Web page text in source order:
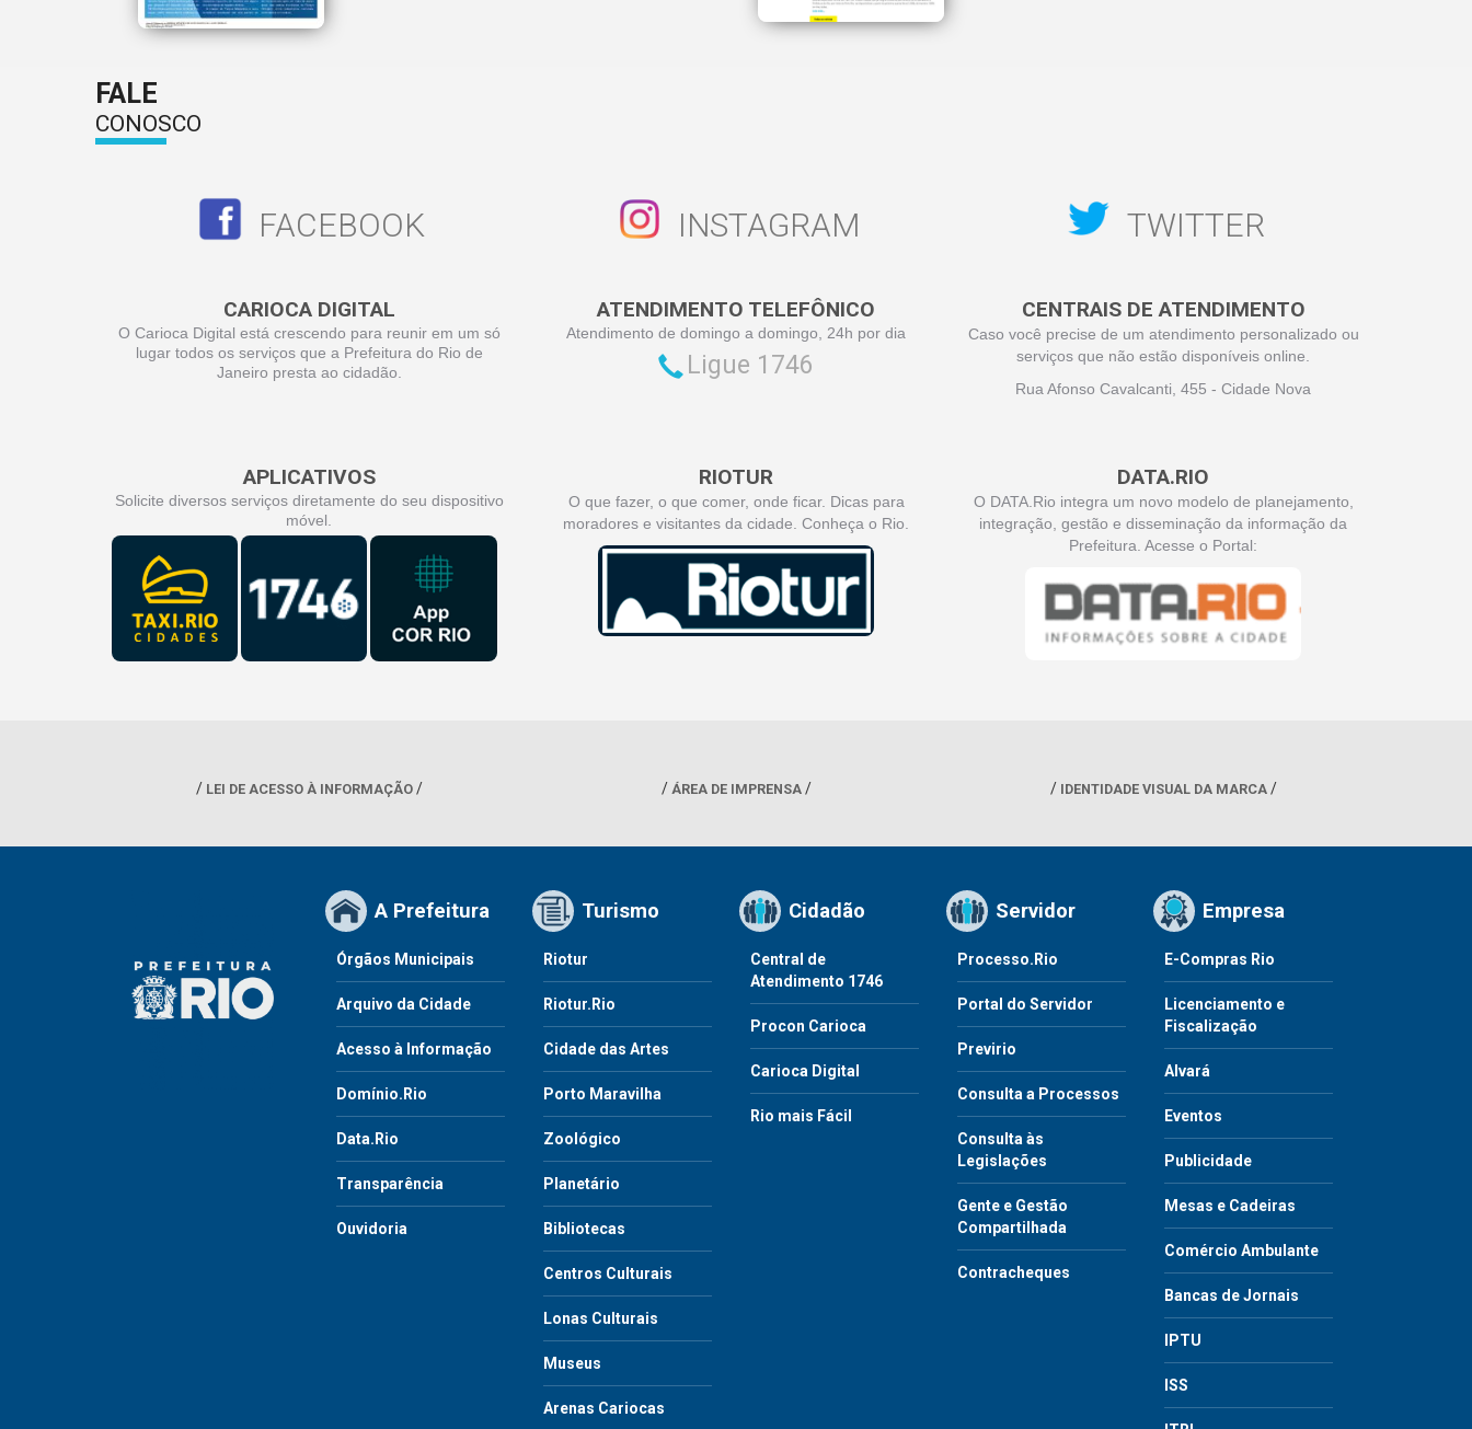
FALE
CONOSCO
FACEBOOK INSTAGRAM TWITTER
CARIOCA DIGITAL
O Carioca Digital está crescendo para reunir em um só
lugar todos os serviços que a Prefeitura do Rio de
Janeiro presta ao cidadão.
ATENDIMENTO TELEFÔNICO
Atendimento de domingo a domingo, 24h por dia
Ligue 1746
CENTRAIS DE ATENDIMENTO
Caso você precise de um atendimento personalizado ou
serviços que não estão disponíveis online.
Rua Afonso Cavalcanti, 455 - Cidade Nova
APLICATIVOS
Solicite diversos serviços diretamente do seu dispositivo
móvel.
RIOTUR
O que fazer, o que comer, onde ficar. Dicas para
moradores e visitantes da cidade. Conheça o Rio.
DATA.RIO
O DATA.Rio integra um novo modelo de planejamento,
integração, gestão e disseminação da informação da
Prefeitura. Acesse o Portal:
LEI DE ACESSO À INFORMAÇÃO ÁREA DE IMPRENSA IDENTIDADE VISUAL DA MARCA
A Prefeitura
Órgãos Municipais
Arquivo da Cidade
Acesso à Informação
Domínio.Rio
Data.Rio
Transparência
Ouvidoria
Turismo
Riotur
Riotur.Rio
Cidade das Artes
Porto Maravilha
Zoológico
Planetário
Bibliotecas
Centros Culturais
Lonas Culturais
Museus
Arenas Cariocas
Cidadão
Central de
Atendimento 1746
Procon Carioca
Carioca Digital
Rio mais Fácil
Servidor
Processo.Rio
Portal do Servidor
Previrio
Consulta a Processos
Consulta às
Legislações
Gente e Gestão
Compartilhada
Contracheques
Empresa
E-Compras Rio
Licenciamento e
Fiscalização
Alvará
Eventos
Publicidade
Mesas e Cadeiras
Comércio Ambulante
Bancas de Jornais
IPTU
ISS